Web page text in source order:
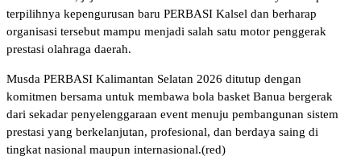
terpilihnya kepengurusan baru PERBASI Kalsel dan berharap
organisasi tersebut mampu menjadi salah satu motor penggerak
prestasi olahraga daerah.
Musda PERBASI Kalimantan Selatan 2026 ditutup dengan
komitmen bersama untuk membawa bola basket Banua bergerak
dari sekadar penyelenggaraan event menuju pembangunan sistem
prestasi yang berkelanjutan, profesional, dan berdaya saing di
tingkat nasional maupun internasional.(red)